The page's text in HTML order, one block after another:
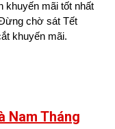
khuyến mãi tốt nhất
chờ sát Tết
khuyến mãi.
Nam Tháng